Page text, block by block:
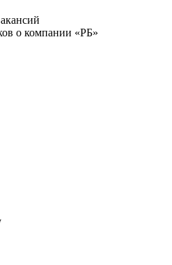
о компании «РБ»